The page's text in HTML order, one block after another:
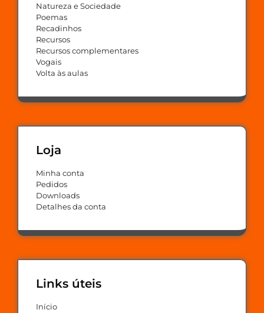
Natureza e Sociedade
Poemas
Recadinhos
Recursos
Recursos complementares
Vogais
Volta às aulas
Loja
Minha conta
Pedidos
Downloads
Detalhes da conta
Links úteis
Início